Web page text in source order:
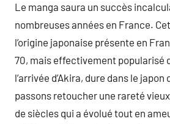
Le manga saura un succès
nombreuses années en France.
l’origine japonaise présente en
70, mais effectivement popularisé
l’arrivée d’Akira, dure dans le
passons retoucher une rareté vieux
de siècles qui a évolué tout en